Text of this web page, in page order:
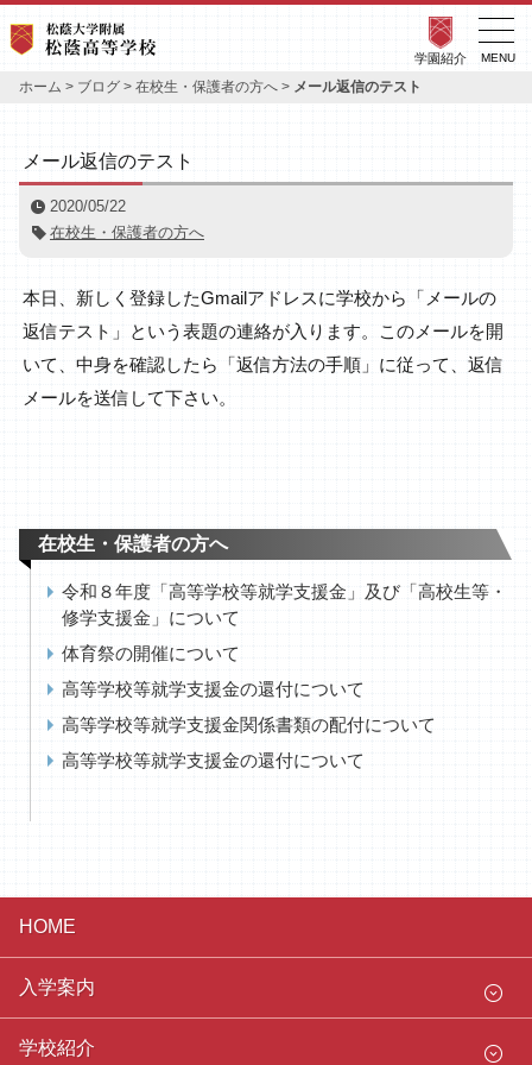
学園紹介
ホーム > ブログ > 在校生・保護者の方へ > メール返信のテスト
メール返信のテスト
2020/05/22
在校生・保護者の方へ
本日、新しく登録したGmailアドレスに学校から「メールの
返信テスト」という表題の連絡が入ります。このメールを開
いて、中身を確認したら「返信方法の手順」に従って、返信
メールを送信して下さい。
在校生・保護者の方へ
令和８年度「高等学校等就学支援金」及び「高校生等・
修学支援金」について
体育祭の開催について
高等学校等就学支援金の還付について
高等学校等就学支援金関係書類の配付について
高等学校等就学支援金の還付について
HOME
入学案内
学校紹介
MENU